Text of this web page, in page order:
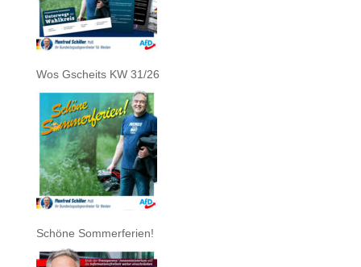
Wos Gscheits KW 31/26
Schöne Sommerferien!